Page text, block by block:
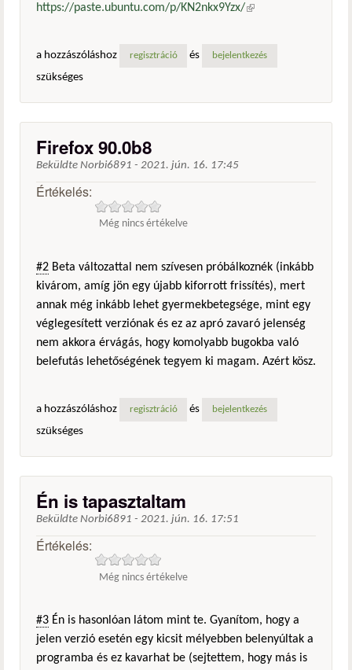
https://paste.ubuntu.com/p/KN2nkx9Yzx/(külső
a hozzászóláshoz regisztráció és bejelentkezés
szükséges
Firefox 90.0b8
Beküldte Norbi6891 - 2021. jún. 16. 17:45
Értékelés:
Még nincs értékelve
#2 Beta változattal nem szívesen próbálkoznék (inkább
kivárom, amíg jön egy újabb kiforrott frissítés), mert
annak még inkább lehet gyermekbetegsége, mint egy
véglegesített verziónak és ez az apró zavaró jelenség
nem akkora érvágás, hogy komolyabb bugokba való
belefutás lehetőségének tegyem ki magam. Azért kösz.
a hozzászóláshoz regisztráció és bejelentkezés
szükséges
Én is tapasztaltam
Beküldte Norbi6891 - 2021. jún. 16. 17:51
Értékelés:
Még nincs értékelve
#3 Én is hasonlóan látom mint te. Gyanítom, hogy a
jelen verzió esetén egy kicsit mélyebben belenyúltak a
programba és ez kavarhat be (sejtettem, hogy más is